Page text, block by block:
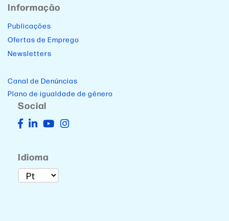
Informação
Publicações
Ofertas de Emprego
Newsletters
Canal de Denúncias
Plano de igualdade de género
Social
Idioma